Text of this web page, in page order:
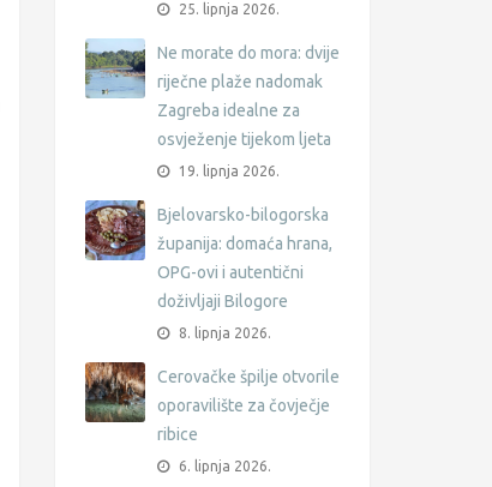
25. lipnja 2026.
Ne morate do mora: dvije
riječne plaže nadomak
Zagreba idealne za
osvježenje tijekom ljeta
19. lipnja 2026.
Bjelovarsko-bilogorska
županija: domaća hrana,
OPG-ovi i autentični
doživljaji Bilogore
8. lipnja 2026.
Cerovačke špilje otvorile
oporavilište za čovječje
ribice
6. lipnja 2026.